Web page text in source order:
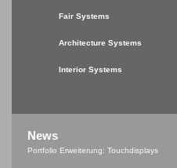
Fair Systems
Architecture Systems
Interior Systems
News
Portfolio Erweiterung: Touchdisplays